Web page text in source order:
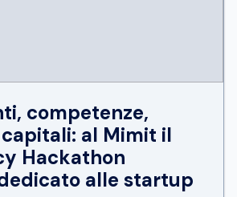
competenze,
al Mimit il
Hackathon
alle startup